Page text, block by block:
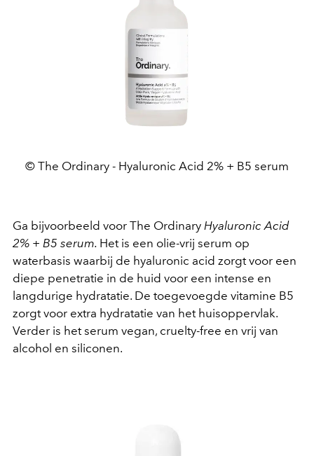
© The Ordinary - Hyaluronic Acid 2% + B5 serum
Ga bijvoorbeeld voor The Ordinary Hyaluronic Acid
2% + B5 serum. Het is een olie-vrij serum op
waterbasis waarbij de hyaluronic acid zorgt voor een
diepe penetratie in de huid voor een intense en
langdurige hydratatie. De toegevoegde vitamine B5
zorgt voor extra hydratatie van het huisoppervlak.
Verder is het serum vegan, cruelty-free en vrij van
alcohol en siliconen.